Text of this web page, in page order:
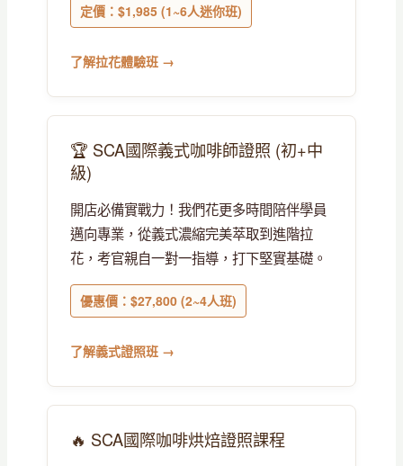
定價：$1,985 (1~6人迷你班)
了解拉花體驗班 →
🏆 SCA國際義式咖啡師證照 (初+中
級)
開店必備實戰力！我們花更多時間陪伴學員
邁向專業，從義式濃縮完美萃取到進階拉
花，考官親自一對一指導，打下堅實基礎。
優惠價：$27,800 (2~4人班)
了解義式證照班 →
🔥 SCA國際咖啡烘焙證照課程